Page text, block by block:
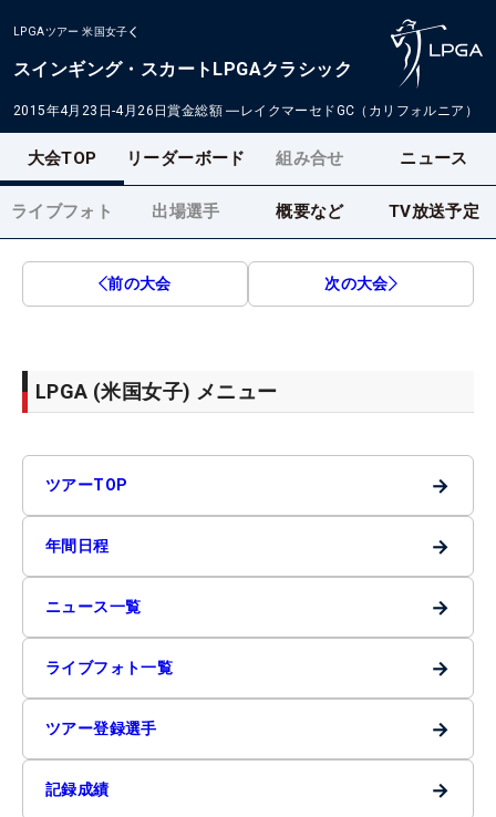
LPGAツアー 米国女子
スインギング・スカートLPGAクラシック
2015年4月23日-4月26日賞金総額 ―レイクマーセドGC（カリフォルニア）
大会TOP リーダーボード 組み合せ ニュース
ライブフォト 出場選手 概要など TV放送予定
前の大会 次の大会
LPGA (米国女子) メニュー
ツアーTOP →
年間日程 →
ニュース一覧 →
ライブフォト一覧 →
ツアー登録選手 →
記録成績 →